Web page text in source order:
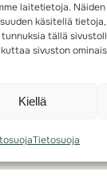
laitetietoja.
käsitellä
tällä
sivuston
Kiellä
Tietosuoja